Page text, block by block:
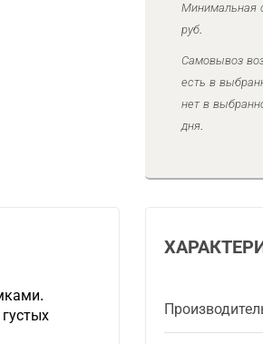
Минимальная
руб.
Самовывоз
есть в
нет в
дня.